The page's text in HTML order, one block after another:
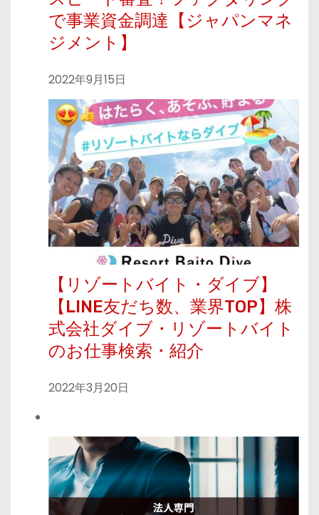
で事業資金調達【ジャパンマネ
ジメント】
2022年9月15日
【リゾートバイト・ダイブ】
【LINE友だち数、業界TOP】株
式会社ダイブ・リゾートバイト
のお仕事検索・紹介
2022年3月20日